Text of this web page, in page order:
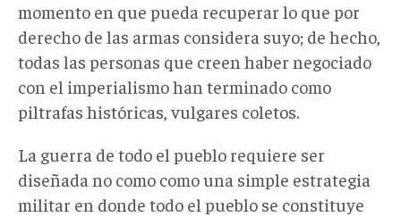
momento en que pueda recuperar lo que por
derecho de las armas considera suyo; de hecho,
todas las personas que creen haber negociado
con el imperialismo han terminado como
piltrafas históricas, vulgares coletos.
La guerra de todo el pueblo requiere ser
diseñada no como como una simple estrategia
militar en donde todo el pueblo se constituye